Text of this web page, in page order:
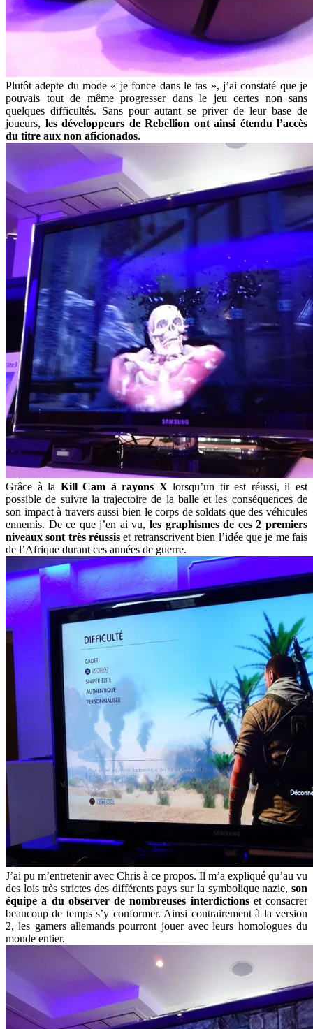
Plutôt adepte du mode « je fonce dans le tas », j’ai constaté que je
pouvais tout de même progresser dans le jeu certes non sans
quelques difficultés. Sans pour autant se priver de leur base de
joueurs, les développeurs de Rebellion ont ainsi étendu l’accès
du titre aux non aficionados.
Grâce à la Kill Cam à rayons X lorsqu’un tir est réussi, il est
possible de suivre la trajectoire de la balle et les conséquences de
son impact à travers aussi bien le corps de soldats que des véhicules
ennemis. De ce que j’en ai vu,les graphismes de ces 2 premiers
niveaux sont très réussis et retranscrivent bien l’idée que je me fais
de l’Afrique durant ces années de guerre.
J’ai pu m’entretenir avec Chris à ce propos. Il m’a expliqué qu’au vu
des lois très strictes des différents pays sur la symbolique nazie, son
équipe a du observer de nombreuses interdictionset consacrer
beaucoup de temps s’y conformer. Ainsi contrairement à la version
2, les gamers allemands pourront jouer avec leurs homologues du
monde entier.